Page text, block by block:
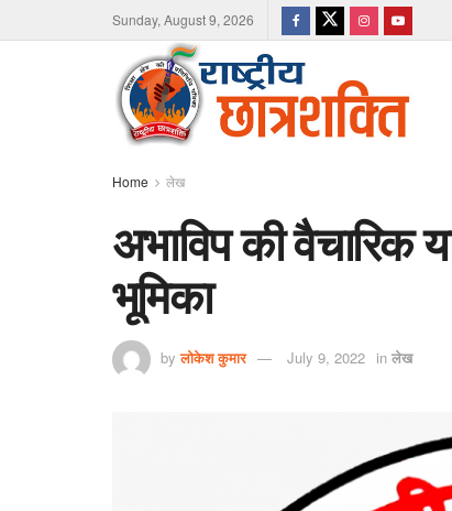
Sunday, August 9, 2026
Home लेख
अभाविप की वैचारिक
भूमिका
by लोकेश कुमार July 9, 2022 in लेख